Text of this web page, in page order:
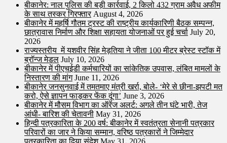
बीकानेर: नाल पुलिस की बड़ी कार्रवाई, 2 किलो 432 ग्राम अवैध अफीम
के साथ तस्कर गिरफ्तार August 4, 2026
बीकानेर में महर्षि गौतम ट्रस्ट की राष्ट्रीय कार्यकारिणी बैठक सम्पन्न,
छात्रावास निर्माण और शिक्षा सहायता योजनाओं पर हुई चर्चा July 20,
2026
राज्यस्तरीय में यशवीर सिंह मेड़तिया ने जीता 100 मीटर ब्रेस्ट स्टॉक में
ब्रॉन्ज मेडल July 10, 2026
बीकानेर में पीएचईडी कर्मचारियों का सांकेतिक उपवास, लंबित मामलों के
निस्तारण की मांग June 11, 2026
बीकानेर जनसुनवाई में तमतमाए मंत्री खर्रा, बोले- ‘मेरे से छीना-झपटी मत
करो, ऐसे ज्ञापन फाड़कर फेंक दूंगा’ June 3, 2026
बीकानेर में मौसम विभाग का ऑरेंज अलर्ट: अगले तीन घंटे भारी, तेज
आंधी- बारिश की चेतावनी May 31, 2026
हिन्दी पत्रकारिता के 200 वर्ष: बीकानेर में स्वतंत्रता सेनानी पत्रकार
परिवारों का जार ने किया सम्मान, वरिष्ठ पत्रकारों ने जिम्मेदार